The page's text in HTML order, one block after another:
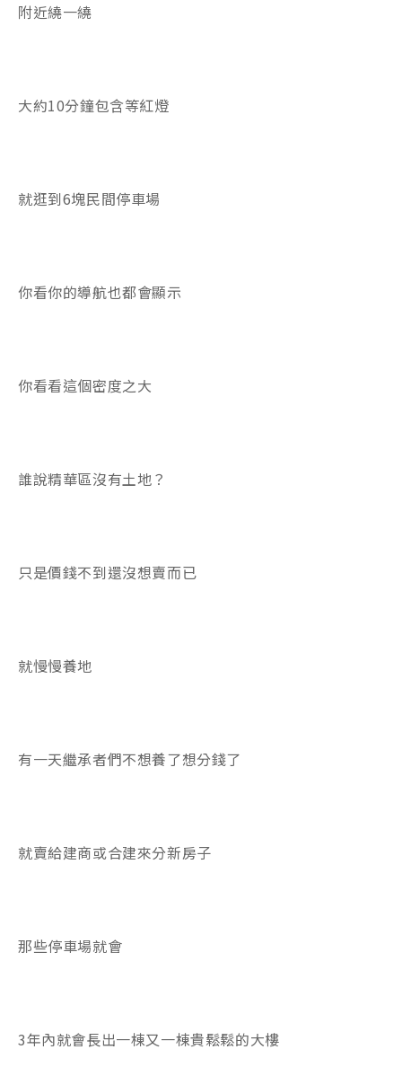
附近繞一繞
大約10分鐘包含等紅燈
就逛到6塊民間停車場
你看你的導航也都會顯示
你看看這個密度之大
誰說精華區沒有土地？
只是價錢不到還沒想賣而已
就慢慢養地
有一天繼承者們不想養了想分錢了
就賣給建商或合建來分新房子
那些停車場就會
3年內就會長出一棟又一棟貴鬆鬆的大樓